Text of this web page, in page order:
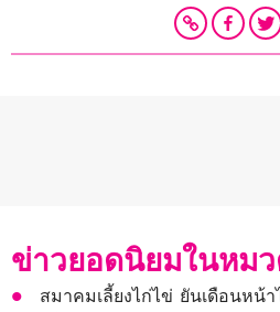
ข่าวยอดนิยมในหม
สมาคมเลี้ยงไก่ไข่ ยันเดือนหน้